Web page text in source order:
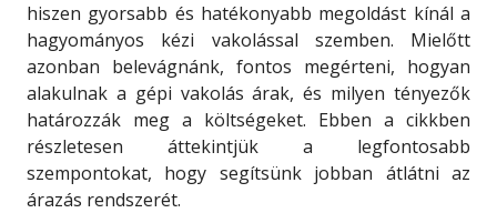
hiszen gyorsabb és hatékonyabb megoldást kínál a
hagyományos kézi vakolással szemben. Mielőtt
azonban belevágnánk, fontos megérteni, hogyan
alakulnak a gépi vakolás árak, és milyen tényezők
határozzák meg a költségeket. Ebben a cikkben
részletesen áttekintjük a legfontosabb
szempontokat, hogy segítsünk jobban átlátni az
árazás rendszerét.